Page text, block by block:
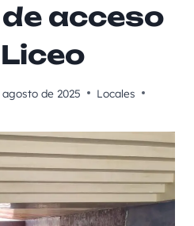
acceso
agosto de 2025
Locales